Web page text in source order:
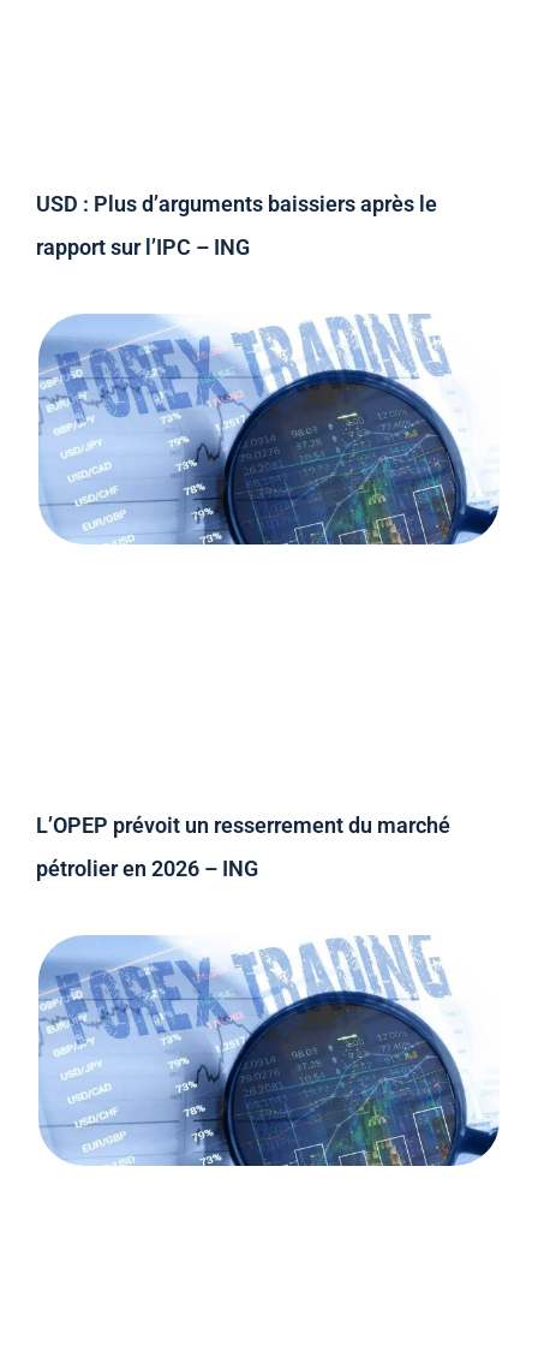
USD : Plus d’arguments baissiers après le
rapport sur l’IPC – ING
L’OPEP prévoit un resserrement du marché
pétrolier en 2026 – ING